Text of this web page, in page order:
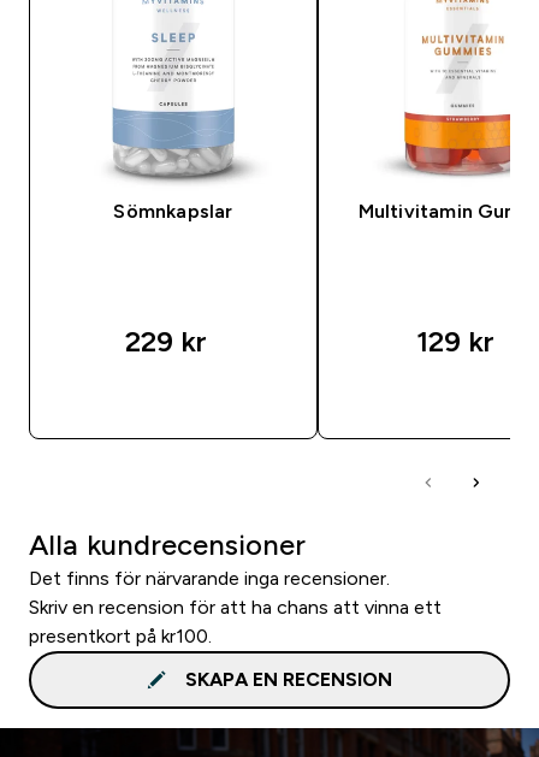
Sömnkapslar
229 kr‎
Multivitamin
129 kr‎
Alla kundrecensioner
Det finns för närvarande inga recensioner.
Skriv en recension för att ha chans att vinna ett
presentkort på kr100.
SKAPA EN RECENSION